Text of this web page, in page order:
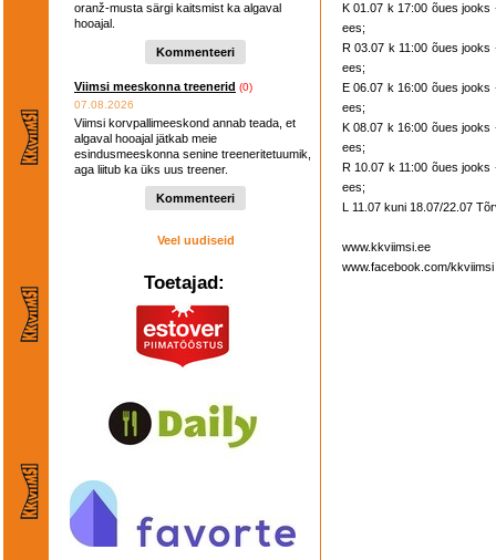
oranž-musta särgi kaitsmist ka algaval
hooajal.
Kommenteeri
Viimsi meeskonna treenerid (0)
07.08.2026
Viimsi korvpallimeeskond annab teada, et
algaval hooajal jätkab meie
esindusmeeskonna senine treeneritetuumik,
aga liitub ka üks uus treener.
Kommenteeri
Veel uudiseid
Toetajad:
K 01.07 k 17:00 õues jooks
ees;
R 03.07 k 11:00 õues jooks
ees;
E 06.07 k 16:00 õues jooks
ees;
K 08.07 k 16:00 õues jooks
ees;
R 10.07 k 11:00 õues jooks
ees;
L 11.07 kuni 18.07/22.07
www.kkviimsi.ee
www.facebook.com/kkviimsi